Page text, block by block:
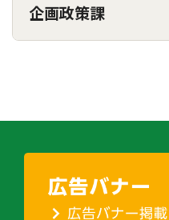
企画政策課